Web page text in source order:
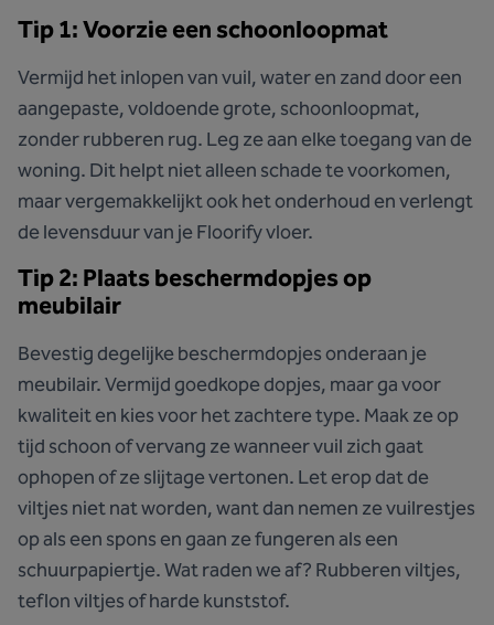
Tip 1: Voorzie een schoonloopmat
Vermijd het inlopen van vuil, water en zand door een
aangepaste, voldoende grote, schoonloopmat,
zonder rubberen rug. Leg ze aan elke toegang van de
woning. Dit helpt niet alleen schade te voorkomen,
maar vergemakkelijkt ook het onderhoud en verlengt
de levensduur van je Floorify vloer.
Tip 2: Plaats beschermdopjes op
meubilair
Bevestig degelijke beschermdopjes onderaan je
meubilair. Vermijd goedkope dopjes, maar ga voor
kwaliteit en kies voor het zachtere type. Maak ze op
tijd schoon of vervang ze wanneer vuil zich gaat
ophopen of ze slijtage vertonen. Let erop dat de
viltjes niet nat worden, want dan nemen ze vuilrestjes
op als een spons en gaan ze fungeren als een
schuurpapiertje. Wat raden we af? Rubberen viltjes,
teflon viltjes of harde kunststof.